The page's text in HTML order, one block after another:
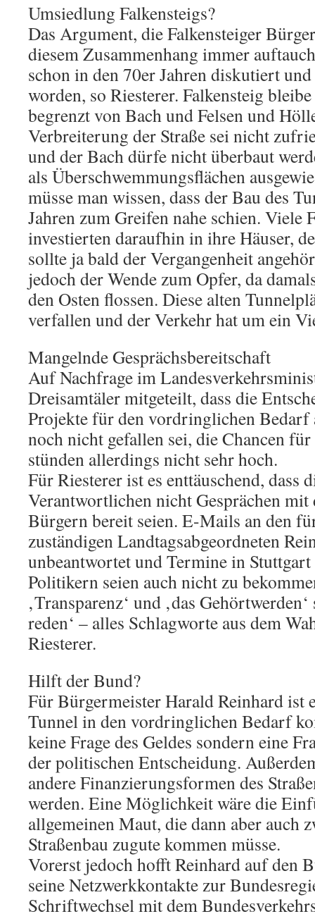
Umsiedlung Falkensteigs?
Das Argument, die Falkensteiger
diesem Zusammenhang immer
schon in den 70er Jahren diskutiert
worden, so Riesterer. Falkensteig
begrenzt von Bach und Felsen und
Verbreiterung der Straße sei nicht
und der Bach dürfe nicht überbaut
als Überschwemmungsflächen
müsse man wissen, dass der Bau des
Jahren zum Greifen nahe schien. Viele
investierten daraufhin in ihre Häuser,
sollte ja bald der Vergangenheit
jedoch der Wende zum Opfer, da
den Osten flossen. Diese alten
verfallen und der Verkehr hat um ein
Mangelnde Gesprächsbereitschaft
Auf Nachfrage im
Dreisamtäler mitgeteilt, dass die
Projekte für den vordringlichen Bedarf
noch nicht gefallen sei, die Chancen
stünden allerdings nicht sehr hoch.
Für Riesterer ist es enttäuschend, dass
Verantwortlichen nicht Gesprächen mit
Bürgern bereit seien. E-Mails an den
zuständigen Landtagsabgeordneten
unbeantwortet und Termine in
Politikern seien auch nicht zu
‚Transparenz‘ und ‚das
reden‘ – alles Schlagworte aus dem
Riesterer.
Hilft der Bund?
Für Bürgermeister Harald Reinhard ist
Tunnel in den vordringlichen Bedarf
keine Frage des Geldes sondern eine
der politischen Entscheidung.
andere Finanzierungsformen des
werden. Eine Möglichkeit wäre die
allgemeinen Maut, die dann aber auch
Straßenbau zugute kommen müsse.
Vorerst jedoch hofft Reinhard auf den
seine Netzwerkkontakte zur
Schriftwechsel mit dem